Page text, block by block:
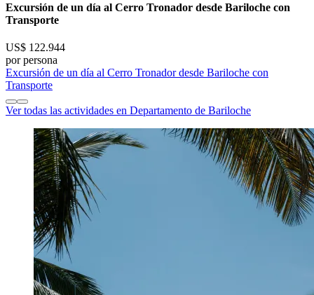
Excursión de un día al Cerro Tronador desde Bariloche con
Transporte
US$ 122.944
por persona
Excursión de un día al Cerro Tronador desde Bariloche con
Transporte
Ver todas las actividades en Departamento de Bariloche